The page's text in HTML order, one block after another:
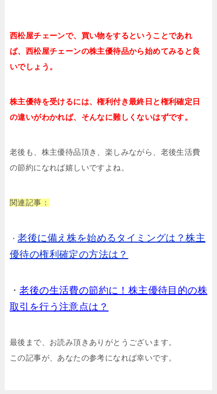
西松屋チェーンで、買い物をするということであれ
ば、西松屋チェーンの株主優待品から始めてみると良
いでしょう。
株主優待を受けるには、権利付き最終日と権利確定日
の違いがわかれば、そんなに難しくないはずです。
老後も、株主優待品頂き、楽しみながら、老後生活費
の節約になれば嬉しいですよね。
関連記事：
・老後に備え株を始めるタイミングは？株主
優待の権利確定の方法は？
・老後の生活費の節約に！株主優待目的の株
取引を行う注意点は？
最後まで、お読み頂きありがとうございます。
この記事が、あなたの参考になれば幸いです。